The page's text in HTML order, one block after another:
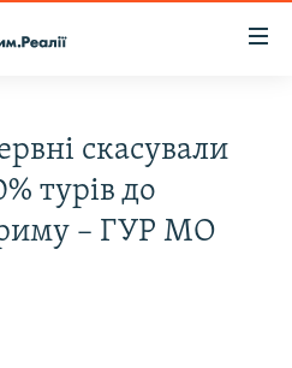
скасували
турів до
– ГУР МО